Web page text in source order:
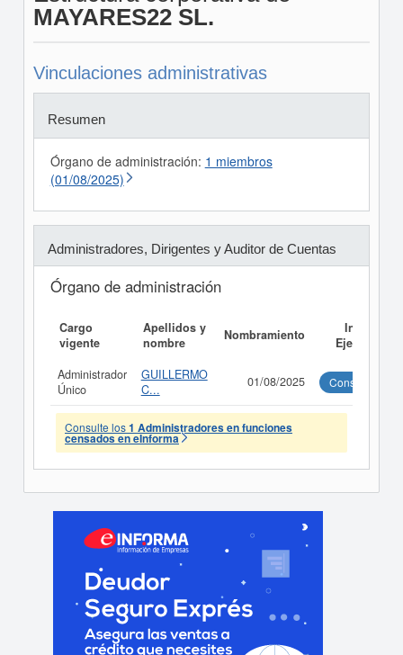
MAYARES22 SL.
Vinculaciones administrativas
Resumen
Órgano de administración: 1 miembros
(01/08/2025)
Administradores, Dirigentes y Auditor de Cuentas
Órgano de administración
Cargo
vigente
Apellidos y
nombre
Nombramiento
Informe
Ejecutivo
Administrador
Único
GUILLERMO
C...
01/08/2025 Consultar
Consulte los1 Administradores en funciones
censados en eInforma